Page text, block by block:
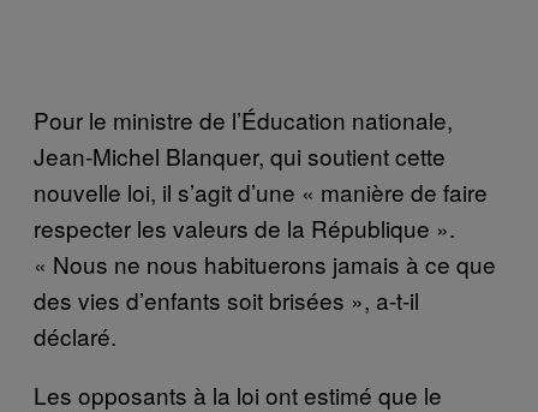
Pour le ministre de l’Éducation nationale,
Jean-Michel Blanquer, qui soutient cette
nouvelle loi, il s’agit d’une « manière de faire
respecter les valeurs de la République ».
« Nous ne nous habituerons jamais à ce que
des vies d’enfants soit brisées », a-t-il
déclaré.
Les opposants à la loi ont estimé que le